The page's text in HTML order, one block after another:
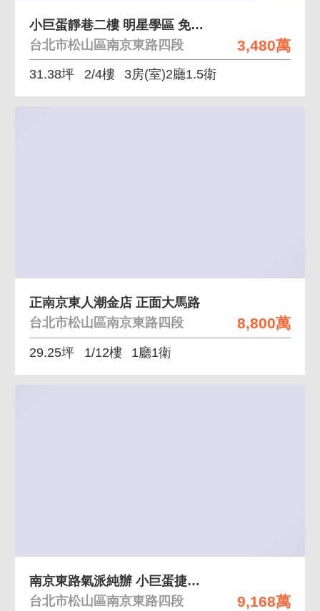
3,480萬
小巨蛋靜巷二樓 明星學區 免爬高 空間實在
台北市松山區南京東路四段
31.38坪 2/4樓 3房(室)2廳1.5衛
8,800萬
正南京東人潮金店 正面大馬路
台北市松山區南京東路四段
29.25坪 1/12樓 1廳1衛
9,168萬
南京東路氣派純辦 小巨蛋捷運 平面車位 管理佳
台北市松山區南京東路四段